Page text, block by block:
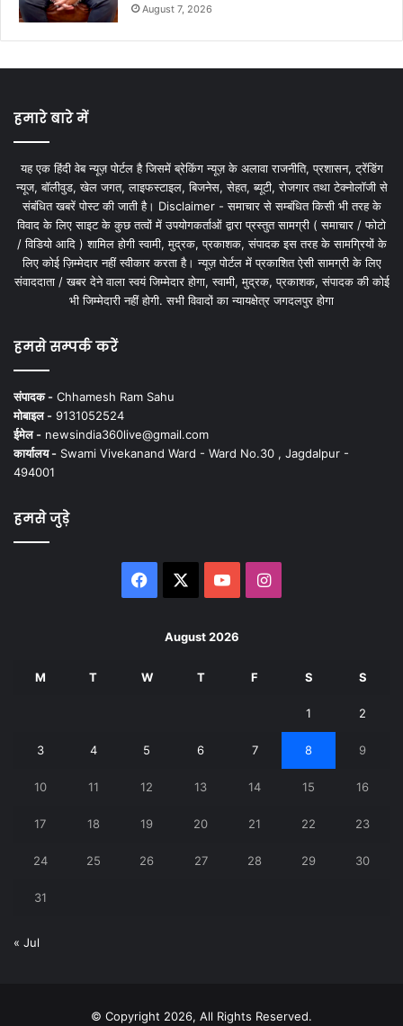
August 7, 2026
हमारे बारे में
यह एक हिंदी वेब न्यूज़ पोर्टल है जिसमें ब्रेकिंग न्यूज़ के अलावा राजनीति, प्रशासन, ट्रेंडिंग
न्यूज, बॉलीवुड, खेल जगत, लाइफस्टाइल, बिजनेस, सेहत, ब्यूटी, रोजगार तथा टेक्नोलॉजी से
संबंधित खबरें पोस्ट की जाती है। Disclaimer - समाचार से सम्बंधित किसी भी तरह के
विवाद के लिए साइट के कुछ तत्वों में उपयोगकर्ताओं द्वारा प्रस्तुत सामग्री ( समाचार / फोटो
/ विडियो आदि ) शामिल होगी स्वामी, मुद्रक, प्रकाशक, संपादक इस तरह के सामग्रियों के
लिए कोई ज़िम्मेदार नहीं स्वीकार करता है। न्यूज़ पोर्टल में प्रकाशित ऐसी सामग्री के लिए
संवाददाता / खबर देने वाला स्वयं जिम्मेदार होगा, स्वामी, मुद्रक, प्रकाशक, संपादक की कोई
भी जिम्मेदारी नहीं होगी. सभी विवादों का न्यायक्षेत्र जगदलपुर होगा
हमसे सम्पर्क करें
संपादक - Chhamesh Ram Sahu
मोबाइल - 9131052524
ईमेल - newsindia360live@gmail.com
कार्यालय - Swami Vivekanand Ward - Ward No.30 , Jagdalpur -
494001
हमसे जुड़े
Facebook YouTubeInstagram
August 2026
M T W T F S S
1 2
3 4 5 6 7 8 9
10 11 12 13 14 15 16
17 18 19 20 21 22 23
24 25 26 27 28 29 30
31
« Jul
© Copyright 2026, All Rights Reserved.